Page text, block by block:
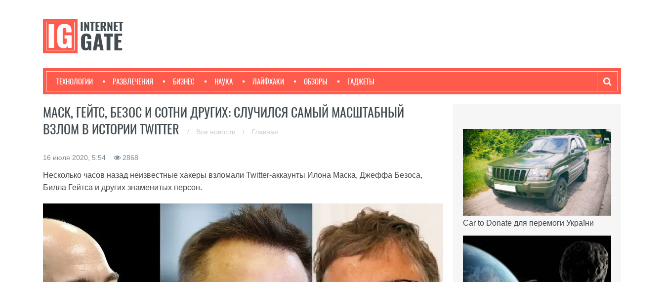
ТЕХНОЛОГИИ РАЗВЛЕЧЕНИЯ БИЗНЕС НАУКА ЛАЙФХАКИ ОБЗОРЫ ГАДЖЕТЫ
МАСК, ГЕЙТС, БЕЗОС И СОТНИ ДРУГИХ: СЛУЧИЛСЯ САМЫЙ МАСШТАБНЫЙ
ВЗЛОМ В ИСТОРИИ TWITTER
/ Все новости / Главная
16 июля 2020, 5:54 2868
Несколько часов назад неизвестные хакеры взломали Twitter-аккаунты Илона Маска, Джеффа Безоса,
Билла Гейтса и других знаменитых персон.
Car to Donate для перемоги України